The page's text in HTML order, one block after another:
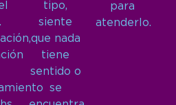
tipo,
siente
que nada
tiene
sentido o
se
para
atenderlo.